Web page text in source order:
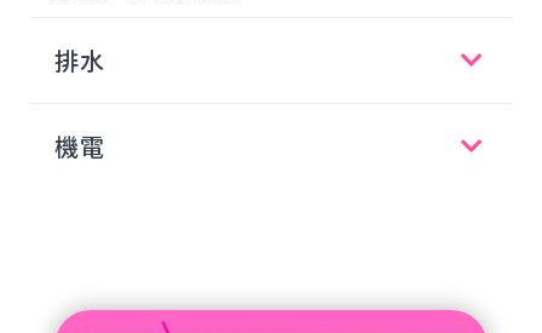
排水
機電